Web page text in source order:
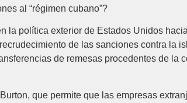
al “régimen cubano”?
la política exterior de Estados Unidos
de las sanciones contra la
de remesas procedentes de la
que permite que las empresas